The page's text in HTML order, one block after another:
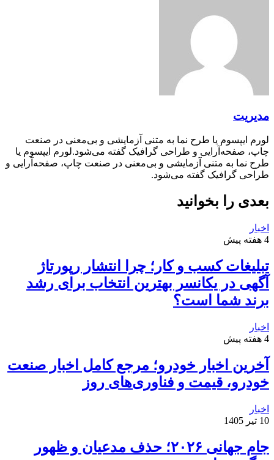
مدیریت
لورم ایپسوم یا طرح‌ نما به متنی آزمایشی و بی‌معنی در صنعت
چاپ، صفحه‌آرایی و طراحی گرافیک گفته می‌شود.لورم ایپسوم یا
طرح‌ نما به متنی آزمایشی و بی‌معنی در صنعت چاپ، صفحه‌آرایی و
طراحی گرافیک گفته می‌شود.
بعدی را بخوانید
اخبار
4 هفته پیش
تبلیغات کسب و کار؛ چرا انتشار رپورتاژ
آگهی در یکانسر بهترین انتخاب برای رشد
برند شما است؟
اخبار
4 هفته پیش
آخرین اخبار خودرو؛ مرجع کامل اخبار صنعت
خودرو، قیمت و فناوری‌های روز
اخبار
10 تیر 1405
جام جهانی ۲۰۲۶؛ حذف مدعیان و ظهور